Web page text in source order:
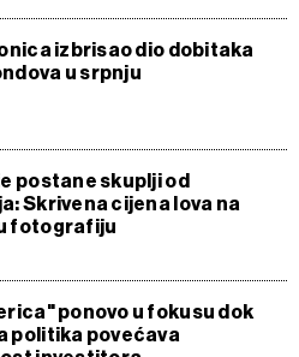
izbrisao dio dobitaka
u srpnju
postane skuplji od
Skrivena cijena lova na
fotografiju
ponovo u fokusu dok
politika povećava